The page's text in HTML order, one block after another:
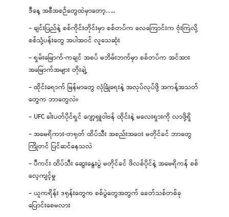
ဒီနေ့ အစီအစဉ်တွေထဲမှာတော့…..
– ချင်းပြည်နဲ့ စစ်ကိုင်းတိုင်းမှာ စစ်တပ်က လေကြောင်းက ဗုံးကြဲလို့
စစ်သုံ့ပန်းတွေ အပါအဝင် လူသေဆုံး
– ရှမ်းမြောက်-ကချင် အစပ် မဘိမ်းဘက်မှာ စစ်တပ်က အင်အား
အမြောက်အများ တိုးချဲ့
– ထိုင်းရောက် မြန်မာတွေ လုံခြုံရေးနဲ့ အလုပ်လုပ်ဖို့ အကန့်အသတ်
တွေက ဘာတွေလဲ။
– UFC ခါးပတ်ပိုင်ရှင် ဂျော့ရှူဝါဗန် ထိုင်းနဲ့ မလေးရှားကို လာဖို့ရှိ
– အမေရိကား-တရုတ် ထိပ်သီး အစည်းအဝေး မတိုင်ခင် ဘာတွေ
ကြိုတင် ပြင်ဆင်နေသလဲ
– ပီကင်း ထိပ်သီး ဆွေးနွေးပွဲ မတိုင်ခင် ဖိလစ်ပိုင်နဲ့ အမေရိကန် စစ်
လေ့ကျင့်မှု
– ယူကရိန်း ဒရုန်းတွေက စစ်ပွဲတွေအတွက် ခေတ်သစ်တစ်ခု
ပြောင်းစေမလား